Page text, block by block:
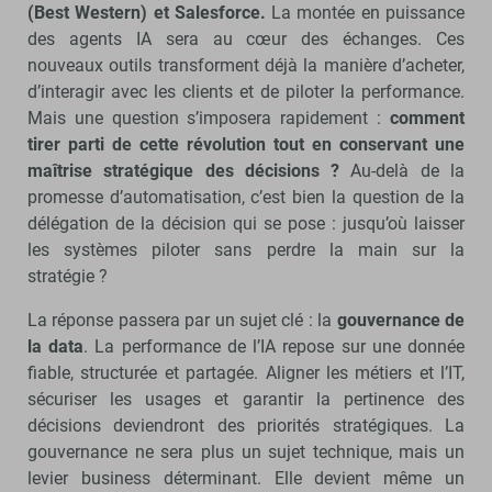
(Best Western) et Salesforce. La montée en puissance
des agents IA sera au cœur des échanges. Ces
nouveaux outils transforment déjà la manière d’acheter,
d’interagir avec les clients et de piloter la performance.
Mais une question s’imposera rapidement : comment
tirer parti de cette révolution tout en conservant une
maîtrise stratégique des décisions ?Au-delà de la
promesse d’automatisation, c’est bien la question de la
délégation de la décision qui se pose : jusqu’où laisser
les systèmes piloter sans perdre la main sur la
stratégie ?
La réponse passera par un sujet clé : la gouvernance de
la data. La performance de l’IA repose sur une donnée
fiable, structurée et partagée. Aligner les métiers et l’IT,
sécuriser les usages et garantir la pertinence des
décisions deviendront des priorités stratégiques. La
gouvernance ne sera plus un sujet technique, mais un
levier business déterminant. Elle devient même un